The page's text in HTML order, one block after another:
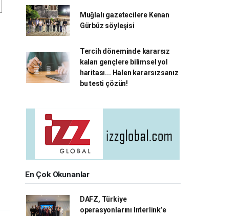
Muğlalı gazetecilere Kenan
Gürbüz söyleşisi
Tercih döneminde kararsız
kalan gençlere bilimsel yol
haritası... Halen kararsızsanız
bu testi çözün!
En Çok Okunanlar
DAFZ, Türkiye
operasyonlarını Interlink’e